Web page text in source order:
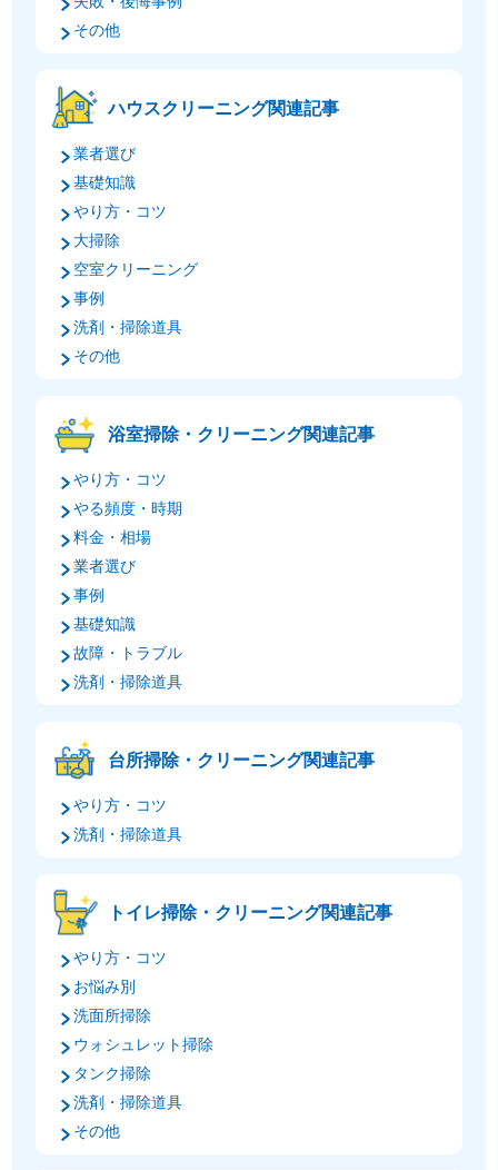
その他
ハウスクリーニング関連記事
業者選び
基礎知識
やり方・コツ
大掃除
空室クリーニング
事例
洗剤・掃除道具
その他
浴室掃除・クリーニング関連記事
やり方・コツ
やる頻度・時期
料金・相場
業者選び
事例
基礎知識
故障・トラブル
洗剤・掃除道具
台所掃除・クリーニング関連記事
やり方・コツ
洗剤・掃除道具
トイレ掃除・クリーニング関連記事
やり方・コツ
お悩み別
洗面所掃除
ウォシュレット掃除
タンク掃除
洗剤・掃除道具
その他